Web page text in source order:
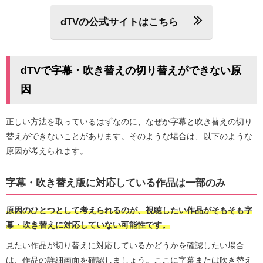
dTVの公式サイトはこちら
dTVで字幕・吹き替えの切り替えができない原
因
正しい方法を取っているはずなのに、なぜか字幕と吹き替えの切り
替えができないことがあります。そのような場合は、以下のような
原因が考えられます。
字幕・吹き替え版に対応している作品は一部のみ
原因のひとつとして考えられるのが、視聴したい作品がそもそも字
幕・吹き替えに対応していない可能性です。
見たい作品が切り替えに対応しているかどうかを確認したい場合
は、作品の詳細画面を確認しましょう。ここに字幕または吹き替え